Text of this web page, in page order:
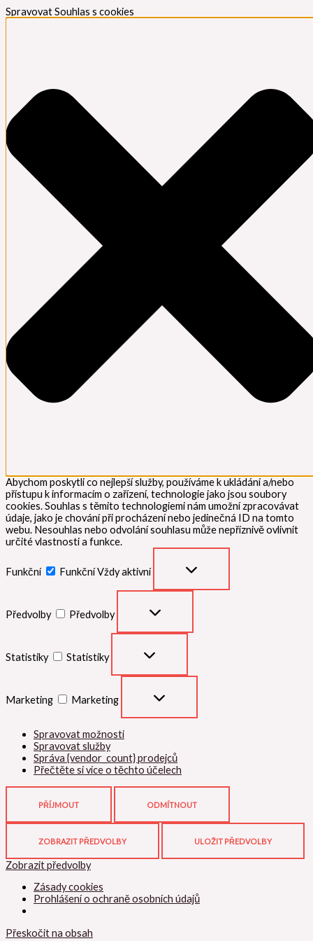
Spravovat Souhlas s cookies
Abychom poskytli co nejlepší služby, používáme k ukládání a/nebo
přístupu k informacím o zařízení, technologie jako jsou soubory
cookies. Souhlas s těmito technologiemi nám umožní zpracovávat
údaje, jako je chování při procházení nebo jedinečná ID na tomto
webu. Nesouhlas nebo odvolání souhlasu může nepříznivě ovlivnit
určité vlastnosti a funkce.
Funkční FunkčníVždy aktivní
Předvolby Předvolby
Statistiky Statistiky
Marketing Marketing
Spravovat možnosti
Spravovat služby
Správa {vendor_count} prodejců
Přečtěte si více o těchto účelech
PŘÍJMOUT ODMÍTNOUT
ZOBRAZIT PŘEDVOLBY ULOŽIT PŘEDVOLBY
Zobrazit předvolby
Zásady cookies
Prohlášení o ochraně osobních údajů
Přeskočit na obsah